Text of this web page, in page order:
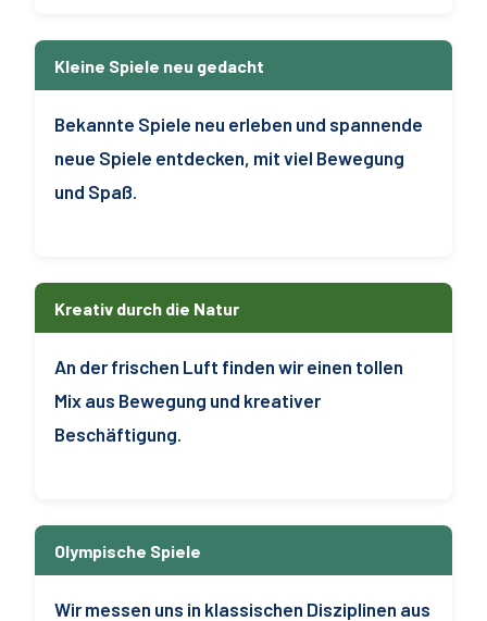
Kleine Spiele neu gedacht
Bekannte Spiele neu erleben und spannende
neue Spiele entdecken, mit viel Bewegung
und Spaß.
Kreativ durch die Natur
An der frischen Luft finden wir einen tollen
Mix aus Bewegung und kreativer
Beschäftigung.
Olympische Spiele
Wir messen uns in klassischen Disziplinen aus